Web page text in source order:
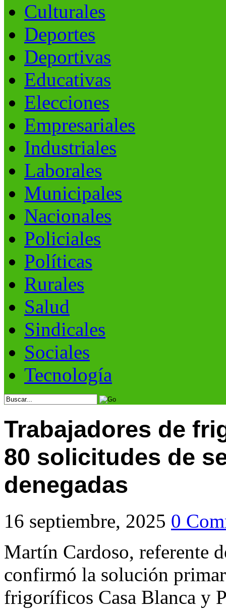
Culturales
Deportes
Deportivas
Educativas
Elecciones
Empresariales
Industriales
Laborales
Municipales
Nacionales
Policiales
Políticas
Rurales
Salud
Sindicales
Sociales
Tecnología
Trabajadores de
80 solicitudes de
denegadas
16 septiembre, 2025 0
Martín Cardoso, referente
confirmó la solución
frigoríficos Casa Blanca y